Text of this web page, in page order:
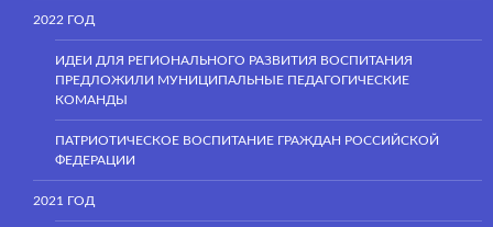
2022 ГОД
ИДЕИ ДЛЯ РЕГИОНАЛЬНОГО РАЗВИТИЯ ВОСПИТАНИЯ
ПРЕДЛОЖИЛИ МУНИЦИПАЛЬНЫЕ ПЕДАГОГИЧЕСКИЕ
КОМАНДЫ
ПАТРИОТИЧЕСКОЕ ВОСПИТАНИЕ ГРАЖДАН РОССИЙСКОЙ
ФЕДЕРАЦИИ
2021 ГОД